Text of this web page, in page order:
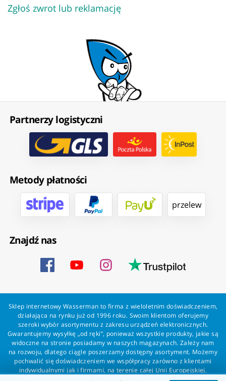
Zgłoś zwrot lub reklamację
Partnerzy logistyczni
Metody płatności
przelew
Znajdź nas
Sklep internetowy Wasserman to firma z wieloletnim doświadczeniem,
działająca na rynku już od 1996 roku. Swoim klientom oferujemy
szeroki wybór asortymentu z zakresu urządzeń elektronicznych.
Gwarantujemy wysyłkę „od ręki”, ponieważ wszystkie produkty, jakie są
widoczne na stronie posiadamy w naszych magazynach. Zależy nam
na rozwoju, dlatego ciągle poszerzamy dostępny asortyment. Możemy
pochwalić się doświadczeniem we współpracy zarówno z klientami
indywidualnymi jak i firmami, na terenie całej Unii Europejskiej.
Zapewniamy profesjonalną obsługę każdego klienta oraz szybką i